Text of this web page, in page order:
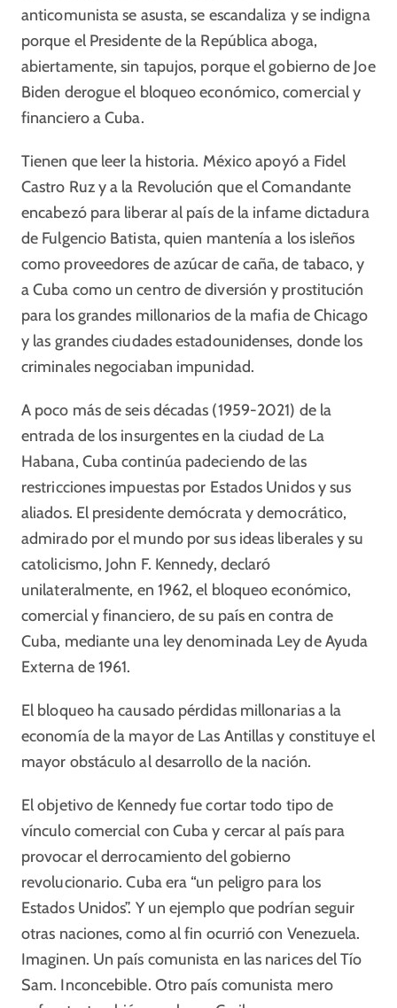
anticomunista se asusta, se escandaliza y se indigna
porque el Presidente de la República aboga,
abiertamente, sin tapujos, porque el gobierno de Joe
Biden derogue el bloqueo económico, comercial y
financiero a Cuba.
Tienen que leer la historia. México apoyó a Fidel
Castro Ruz y a la Revolución que el Comandante
encabezó para liberar al país de la infame dictadura
de Fulgencio Batista, quien mantenía a los isleños
como proveedores de azúcar de caña, de tabaco, y
a Cuba como un centro de diversión y prostitución
para los grandes millonarios de la mafia de Chicago
y las grandes ciudades estadounidenses, donde los
criminales negociaban impunidad.
A poco más de seis décadas (1959-2021) de la
entrada de los insurgentes en la ciudad de La
Habana, Cuba continúa padeciendo de las
restricciones impuestas por Estados Unidos y sus
aliados. El presidente demócrata y democrático,
admirado por el mundo por sus ideas liberales y su
catolicismo, John F. Kennedy, declaró
unilateralmente, en 1962, el bloqueo económico,
comercial y financiero, de su país en contra de
Cuba, mediante una ley denominada Ley de Ayuda
Externa de 1961.
El bloqueo ha causado pérdidas millonarias a la
economía de la mayor de Las Antillas y constituye el
mayor obstáculo al desarrollo de la nación.
El objetivo de Kennedy fue cortar todo tipo de
vínculo comercial con Cuba y cercar al país para
provocar el derrocamiento del gobierno
revolucionario. Cuba era “un peligro para los
Estados Unidos”. Y un ejemplo que podrían seguir
otras naciones, como al fin ocurrió con Venezuela.
Imaginen. Un país comunista en las narices del Tío
Sam. Inconcebible. Otro país comunista mero